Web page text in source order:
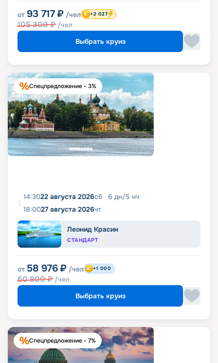
от 93 717 ₽ /чел
105 300₽ /чел
+2 027
Выбрать круиз
Спецпредложение - 3%
14:3022 августа 2026сб 6 дн/5 нч
18:0027 августа 2026чт
Леонид Красин
СТАНДАРТ
от 58 976 ₽ /чел
60 800₽ /чел
+1 000
Выбрать круиз
Спецпредложение - 7%